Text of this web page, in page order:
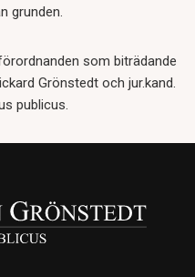
grunden.
som biträdande
Grönstedt och jur.kand.
publicus.